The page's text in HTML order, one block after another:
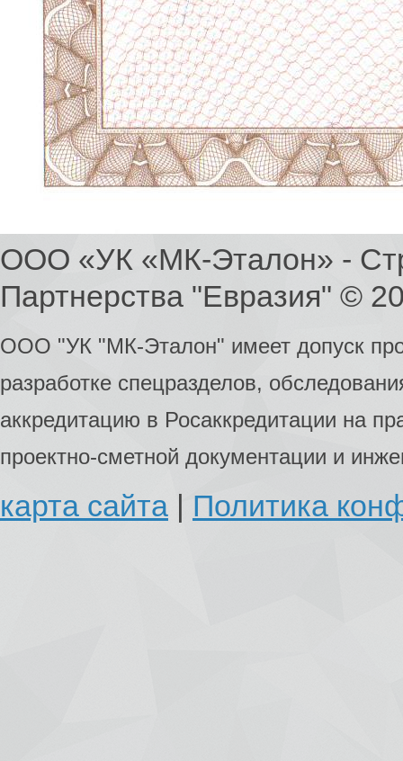
ООО «УК «МК-Эталон» -
Партнерства "Евразия" ©
ООО "УК "МК-Эталон" имеет допуск
разработке спецразделов,
аккредитацию в Росаккредитации на
проектно-сметной документации и
карта сайта Политика